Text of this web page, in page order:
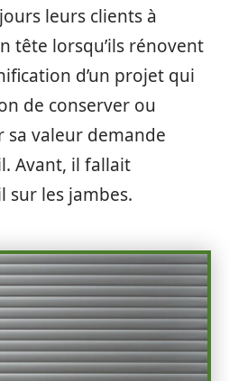
leurs clients à
tête lorsqu’ils rénovent
d’un projet qui
de conserver ou
sa valeur demande
Avant, il fallait
sur les jambes.